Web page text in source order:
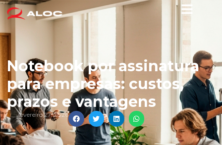
Notebook por assinatura
para empresas: custos,
prazos e vantagens
fevereiro 27, 2026